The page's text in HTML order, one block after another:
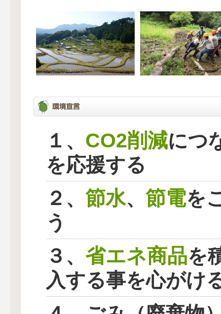
１、 CO2削減につ
を応援する
２、 節水、 節電を
う
３、 省エネ商品を
入する事を心がけ